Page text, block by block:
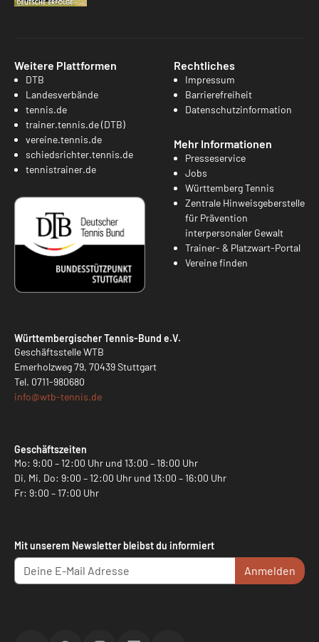
Weitere Plattformen
DTB
Landesverbände
tennis.de
trainer.tennis.de (DTB)
vereine.tennis.de
schiedsrichter.tennis.de
tennistrainer.de
Rechtliches
Impressum
Barrierefreiheit
Datenschutzinformation
Mehr Informationen
Presseservice
Jobs
Württemberg Tennis
Zentrale Hinweisgeberstelle
für Prävention
interpersonaler Gewalt
Trainer- & Platzwart-Portal
Vereine finden
Württembergischer Tennis-Bund e.V.
Geschäftsstelle WTB
Emerholzweg 79, 70439 Stuttgart
Tel. 0711-980680
info@wtb-tennis.de
Geschäftszeiten
Mo: 9:00 – 12:00 Uhr und 13:00 – 18:00 Uhr
Di, Mi, Do: 9:00 – 12:00 Uhr und 13:00 – 16:00 Uhr
Fr: 9:00 – 17:00 Uhr
Mit unserem Newsletter bleibst du informiert
Anmelden